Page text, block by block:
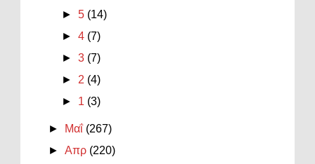
►5 (14)
►4 (7)
►3 (7)
► 2 (4)
► 1 (3)
► Μαΐ (267)
►Απρ (220)